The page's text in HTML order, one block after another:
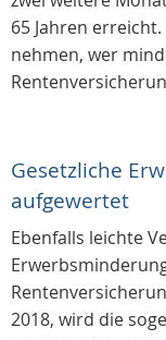
65 Jahren
nehmen, wer
Gesetzliche
aufgewertet
Ebenfalls leichte
2018, wird die